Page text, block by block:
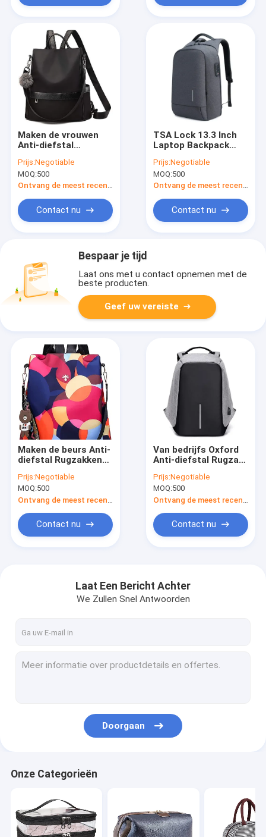
Thuis
Over ons
Maken de vrouwen
Anti-diefstal
Schouderzak
waterdicht van de
Manier
Prijs:Negotiable
MOQ:500
Ontvang de meest recente Prijs
Contact nu
TSA Lock 13.3 Inch
Laptop Backpack
Bag With Anti Theft
Prijs:Negotiable
MOQ:500
Ontvang de meest recente Prijs
Contact nu
Bespaar je tijd
Laat ons met u contact opnemen met de
beste producten.
Geef uw vereiste
Maken de beurs Anti-
diefstal Rugzakken
Lichtgewicht 40
Literlaptop Rugzak
waterdicht
Prijs:Negotiable
MOQ:500
Contact nu
Van bedrijfs Oxford
Anti-diefstal Rugzak
Lichtgewichtlaptop
Rugzak laden
Prijs:Negotiable
MOQ:500
Contact nu
Laat Een Bericht Achter
We Zullen Snel Antwoorden
Doorgaan
Onze Categorieën